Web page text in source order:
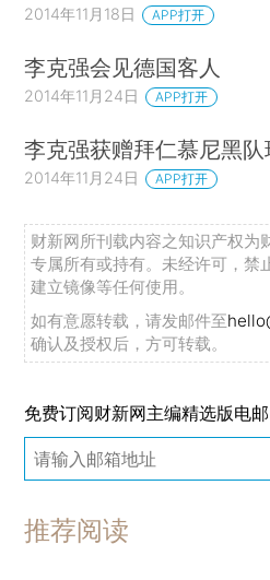
2014年11月18日 APP打开
李克强会见德国客人
2014年11月24日 APP打开
李克强获赠拜仁慕尼黑队
2014年11月24日 APP打开
财新网所刊载内容之知识产权为
专属所有或持有。未经许可，禁
建立镜像等任何使用。
如有意愿转载，请发邮件至
确认及授权后，方可转载。
免费订阅财新网主编精选版电邮
推荐阅读